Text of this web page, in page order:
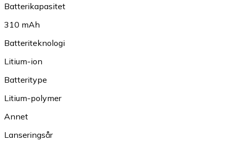
Batterikapasitet
310 mAh
Batteriteknologi
Litium-ion
Batteritype
Litium-polymer
Annet
Lanseringsår